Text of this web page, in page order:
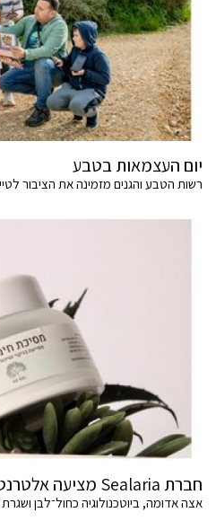
יום העצמאות בטבע
רשות הטבע והגנים מזמינה את הציבור
חברת Sealaria מציעה אלטרנטיבה מדעית לשוק הטיפוח
אצה אדומה, ביוטכנולוגיה כחול־לבן